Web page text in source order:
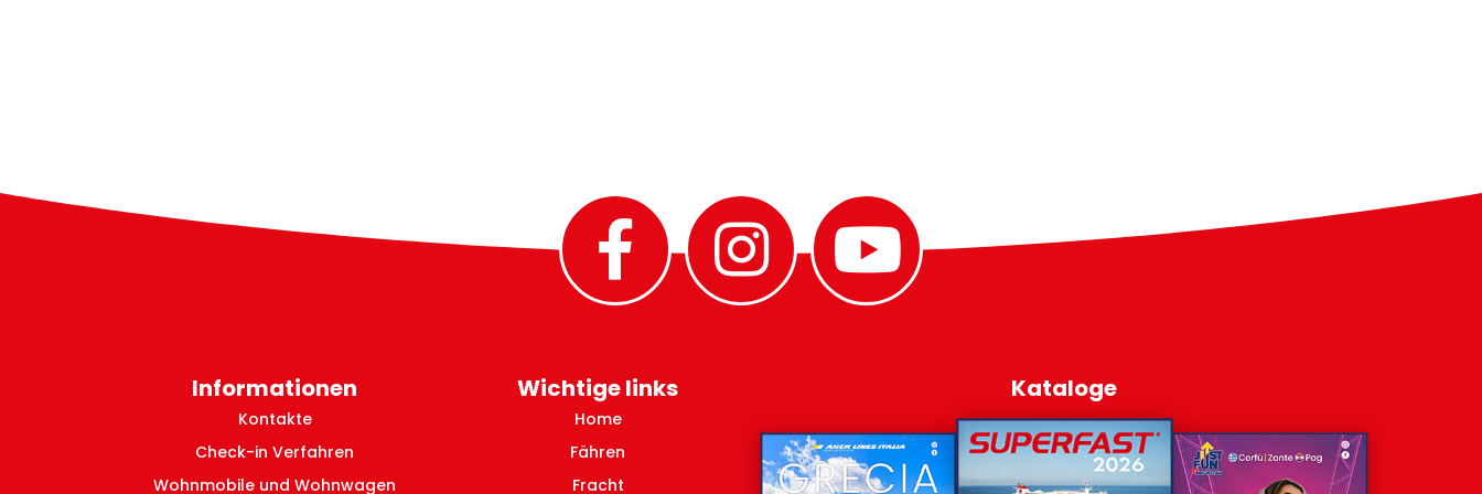
Informationen
Kontakte
Check-in Verfahren
Wohnmobile und Wohnwagen
Wichtige links
Home
Fähren
Fracht
Kataloge